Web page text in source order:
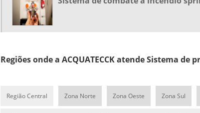
Regiões onde a ACQUATECCK atende Sistema de
Região Central Zona Norte Zona Oeste Zona Sul